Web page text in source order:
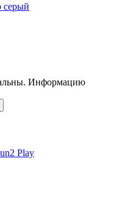
серый
Информацию
Play